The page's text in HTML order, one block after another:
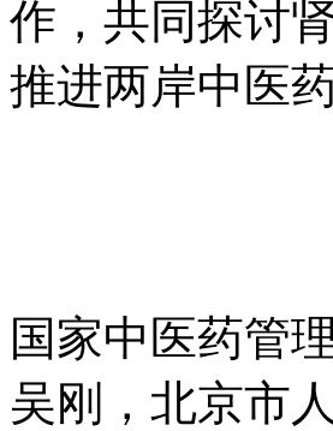
作，共同探讨
推进两岸中医
国家中医药管
吴刚，北京市